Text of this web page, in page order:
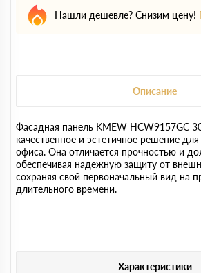
Нашли дешевле? Снизим цену!
Описание
Фасадная панель KMEW HCW9157GC
качественное и эстетичное решение
офиса. Она отличается прочностью и
обеспечивая надежную защиту от
сохраняя свой первоначальный вид на
длительного времени.
Характеристики